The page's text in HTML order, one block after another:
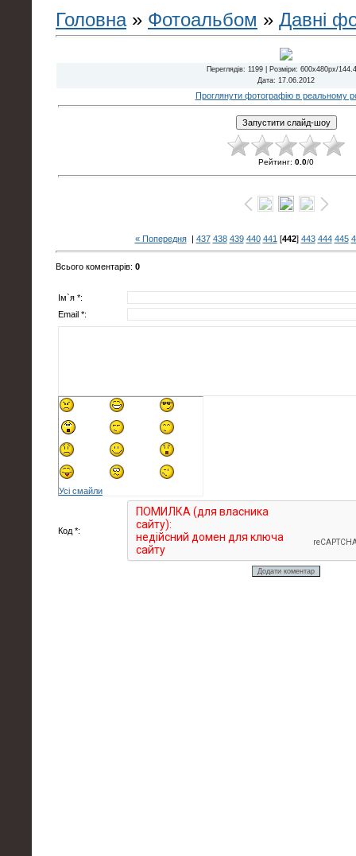
Головна» Фотоальбом » Давні
Переглядів: 1199 | Розміри: 600x480px/
Дата: 17.06.2012
Проглянути фотографію в реальному
Рейтинг: 0.0/0
« Попередня| 437 438 439 440 441 [442] 443 444 445
Всього коментарів: 0
Ім`я *:
Email *:
Усі смайли
Код *: